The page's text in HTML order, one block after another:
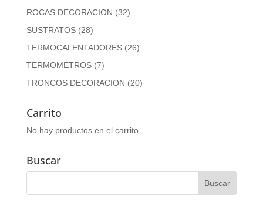
ROCAS DECORACION (32)
SUSTRATOS (28)
TERMOCALENTADORES (26)
TERMOMETROS (7)
TRONCOS DECORACION (20)
Carrito
No hay productos en el carrito.
Buscar